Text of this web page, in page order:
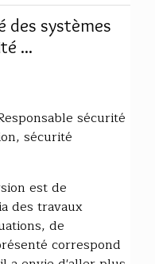
des systèmes
...
sécurité
sécurité
est de
des travaux
de
correspond